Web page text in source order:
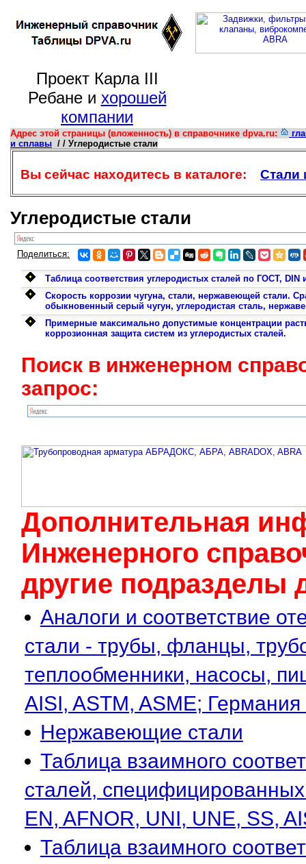
Проект Карла III
Ребане и хорошей
компании
Адрес этой страницы (вложенность) в справочнике dpva.ru:
и сплавы / / Углеродистые стали
Вы сейчас находитесь в каталоге: Стали
Углеродистые стали
Поделиться:
Таблица соответствия углеродистых сталей по ГОСТ, DIN
Скорость коррозии чугуна, стали, нержавеющей стали.
обыкновенный серый чугун, углеродистая сталь,
Примерные максимально допустимые концентрации
коррозионная защита систем из углеродистых сталей.
Поиск в инженерном
запрос:
Дополнительная
Инженерного
другие подразделы
Аналоги и соответствие
стали - трубы, фланцы,
теплообменники, насосы,
AISI, ASTM, ASME;
Нержавеющие стали
Таблица взаимного
сталей,
EN, AFNOR, UNI, UNE, SS,
Таблица взаимного